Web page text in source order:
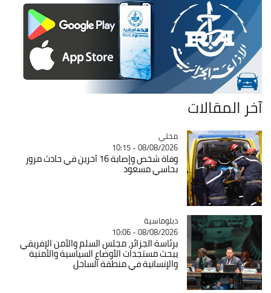
آخر المقالات
Catégorie
محلي
08/08/2026 - 10:15
وفاة شخص وإصابة 16 آخرين في حادث مرور
بحاسي مسعود
Catégorie
دبلوماسية
08/08/2026 - 10:06
برئاسة الجزائر، مجلس السلم والأمن الإفريقي
يبحث مستجدات الأوضاع السياسية والأمنية
والإنسانية في منطقة الساحل